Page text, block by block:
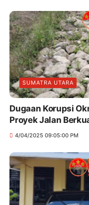
SUMATRA UTARA
Dugaan Korupsi
Proyek Jalan
4/04/2025 09:05:00 PM